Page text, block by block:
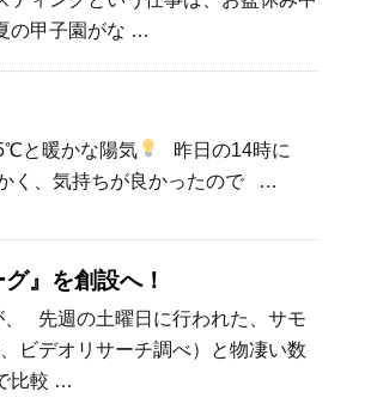
の甲子園がな …
と暖かな陽気
昨日の14時に
く、気持ちが良かったので …
』を創設へ！
先週の土曜日に行われた、サモ
ビデオリサーチ調べ）と物凄い数
比較 …